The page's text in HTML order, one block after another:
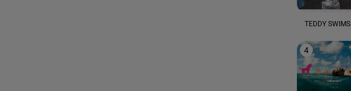
TEDDY SWIMS
4